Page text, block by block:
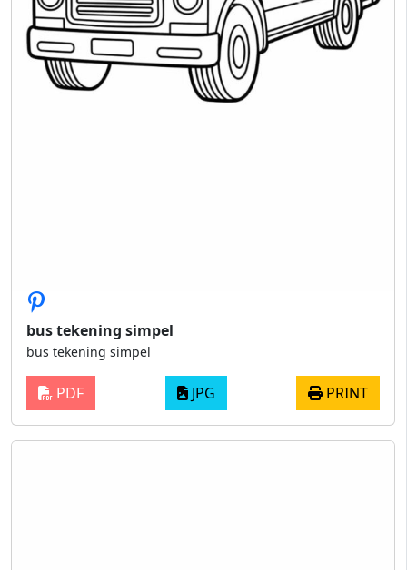
bus tekening simpel
bus tekening simpel
PDF JPG PRINT